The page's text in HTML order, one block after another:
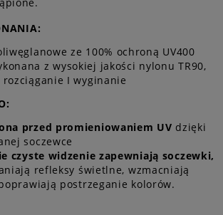
ze 100% ochroną UV400
z wysokiej jakości nylonu TR90,
I wyginanie
przed promieniowaniem UV dzięki
soczewce
czyste widzenie zapewniają soczewki,
refleksy świetlne, wzmacniają
postrzeganie kolorów.